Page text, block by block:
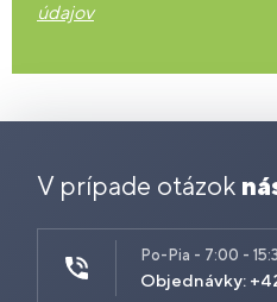
údajov
V prípade otázok
Po-Pia - 7:00 -
Objednávky: